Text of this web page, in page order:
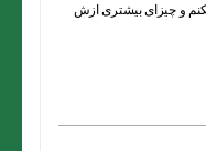
و چیزای بیشتری ازش